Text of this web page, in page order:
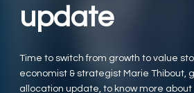
ART CONTEMPORAIN
update
Time to switch from growth to value
economist & strategist Marie Thibout,
allocation update, to know more about